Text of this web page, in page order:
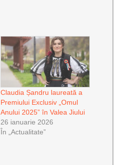
Claudia Șandru laureată a
Premiului Exclusiv „Omul
Anului 2025” în Valea Jiului
26 ianuarie 2026
În „Actualitate”